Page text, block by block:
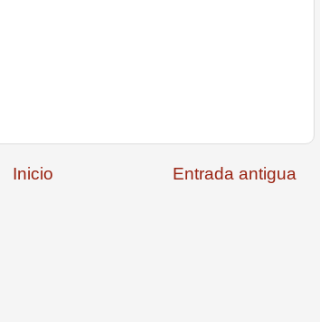
Entrada antigua
Inicio